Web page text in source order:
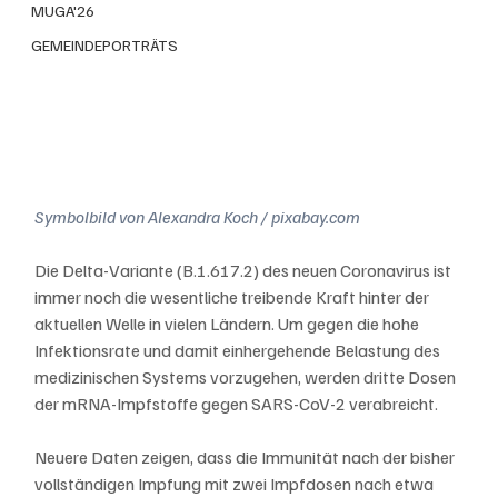
MUGA'26
GEMEINDEPORTRÄTS
Symbolbild von Alexandra Koch / pixabay.com
Die Delta-Variante (B.1.617.2) des neuen Coronavirus ist
immer noch die wesentliche treibende Kraft hinter der
aktuellen Welle in vielen Ländern. Um gegen die hohe
Infektionsrate und damit einhergehende Belastung des
medizinischen Systems vorzugehen, werden dritte Dosen
der mRNA-Impfstoffe gegen SARS-CoV-2 verabreicht.
Neuere Daten zeigen, dass die Immunität nach der bisher
vollständigen Impfung mit zwei Impfdosen nach etwa